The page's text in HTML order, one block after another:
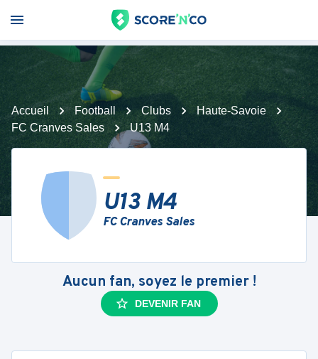
Accueil Football Clubs
Haute-Savoie
FC Cranves Sales
U13 M4
U13 M4
FC Cranves Sales
Aucun fan, soyez le premier !
DEVENIR FAN